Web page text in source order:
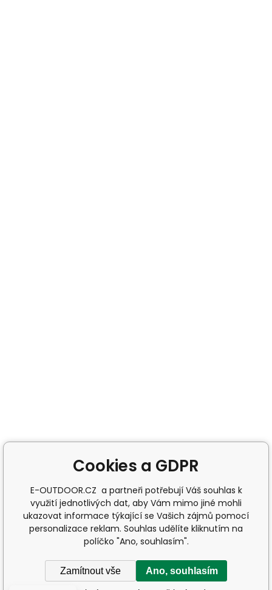
Cookies a GDPR
E-OUTDOOR.CZ a partneři potřebují Váš souhlas k
využití jednotlivých dat, aby Vám mimo jiné mohli
ukazovat informace týkající se Vašich zájmů pomocí
personalizace reklam. Souhlas udělíte kliknutím na
políčko "Ano, souhlasím".
Zamítnout vše Ano, souhlasím